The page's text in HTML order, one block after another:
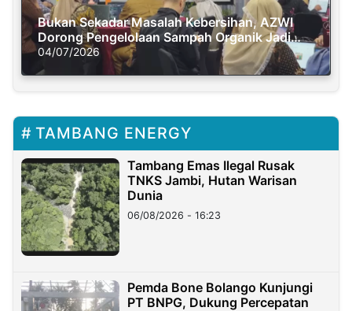
Bukan Sekadar Masalah Kebersihan, AZWI
Dorong Pengelolaan Sampah Organik Jadi
Solusi Krisis Iklim
04/07/2026
TAMBANG ENERGY
Tambang Emas Ilegal Rusak
TNKS Jambi, Hutan Warisan
Dunia
06/08/2026 - 16:23
Pemda Bone Bolango Kunjungi
PT BNPG, Dukung Percepatan